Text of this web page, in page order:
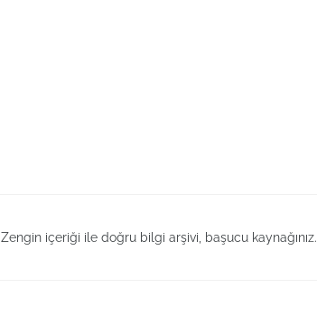
Zengin içeriği ile doğru bilgi arşivi, başucu kaynağınız.